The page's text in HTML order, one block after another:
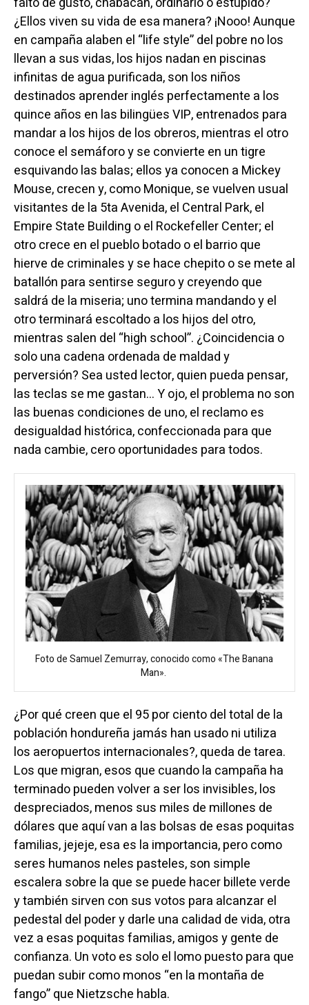
¿Ellos viven su vida de esa manera? ¡Nooo! Aunque
en campaña alaben el “life style” del pobre no los
llevan a sus vidas, los hijos nadan en piscinas
infinitas de agua purificada, son los niños
destinados aprender inglés perfectamente a los
quince años en las bilingües VIP, entrenados para
mandar a los hijos de los obreros, mientras el otro
conoce el semáforo y se convierte en un tigre
esquivando las balas; ellos ya conocen a Mickey
Mouse, crecen y, como Monique, se vuelven usual
visitantes de la 5ta Avenida, el Central Park, el
Empire State Building o el Rockefeller Center; el
otro crece en el pueblo botado o el barrio que
hierve de criminales y se hace chepito o se mete al
batallón para sentirse seguro y creyendo que
saldrá de la miseria; uno termina mandando y el
otro terminará escoltado a los hijos del otro,
mientras salen del “high school”. ¿Coincidencia o
solo una cadena ordenada de maldad y
perversión? Sea usted lector, quien pueda pensar,
las teclas se me gastan… Y ojo, el problema no son
las buenas condiciones de uno, el reclamo es
desigualdad histórica, confeccionada para que
nada cambie, cero oportunidades para todos.
Foto de Samuel Zemurray, conocido como «The Banana
Man».
¿Por qué creen que el 95 por ciento del total de la
población hondureña jamás han usado ni utiliza
los aeropuertos internacionales?, queda de tarea.
Los que migran, esos que cuando la campaña ha
terminado pueden volver a ser los invisibles, los
despreciados, menos sus miles de millones de
dólares que aquí van a las bolsas de esas poquitas
familias, jejeje, esa es la importancia, pero como
seres humanos neles pasteles, son simple
escalera sobre la que se puede hacer billete verde
y también sirven con sus votos para alcanzar el
pedestal del poder y darle una calidad de vida, otra
vez a esas poquitas familias, amigos y gente de
confianza. Un voto es solo el lomo puesto para que
puedan subir como monos “en la montaña de
fango” que Nietzsche habla.